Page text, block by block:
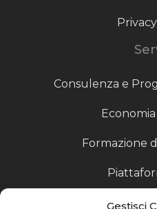
Gestisci
Consulenza e
Formazione